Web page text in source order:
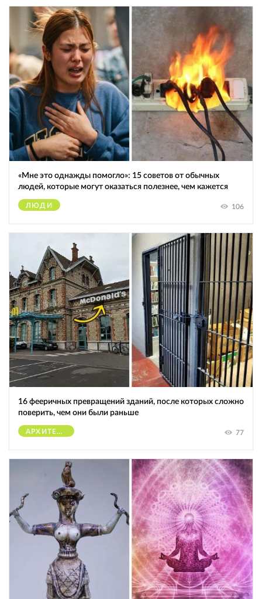
«Мне это однажды помогло»: 15 советов от обычных
людей, которые могут оказаться полезнее, чем кажется
ЛЮДИ 106
16 фееричных превращений зданий, после которых сложно
поверить, чем они были раньше
АРХИТЕКТУРА 77